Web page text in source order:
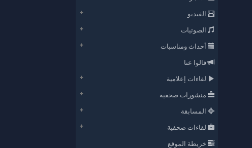
الفيديو
الصوتيات
أحداث ومناسبات
قالوا عنا
لقاءات إعلامية
منشورات صحفية
المسابقة
لقاءات صحفية
خريطة الموقع